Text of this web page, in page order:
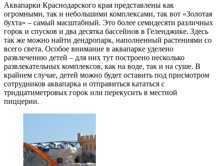
Аквапарки Краснодарского края представлены как
огромными, так и небольшими комплексами, так вот «Золотая
бухта» – самый масштабный. Это более семидесяти различных
горок и спусков и два десятка бассейнов в Геленджике. Здесь
так же можно найти дендропарк, наполненный растениями со
всего света. Особое внимание в аквапарке уделено
развлечению детей – для них тут построено несколько
развлекательных комплексов, как на воде, так и на суше. В
крайнем случае, детей можно будет оставить под присмотром
сотрудников аквапарка и отправиться кататься с
тридцатиметровых горок или перекусить в местной
пиццерии.